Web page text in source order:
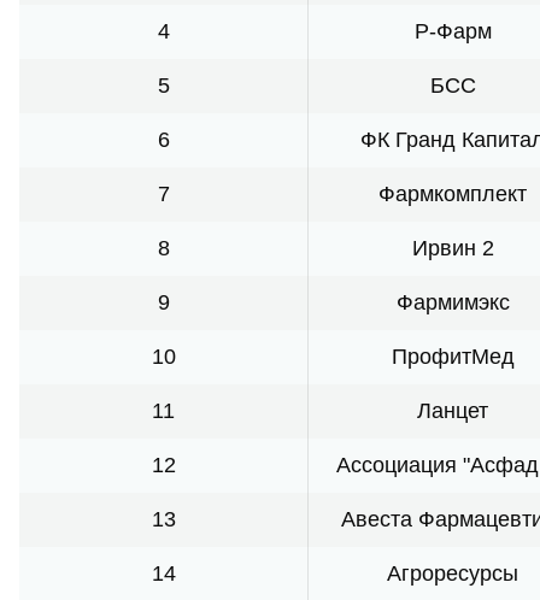
4 Р-Фарм
5 БСС
6 ФК Гранд
7 Фармкомплект
8 Ирвин 2
9 Фармимэкс
10 ПрофитМед
11 Ланцет
12 Ассоциация
13 Авеста
14 Агроресурсы